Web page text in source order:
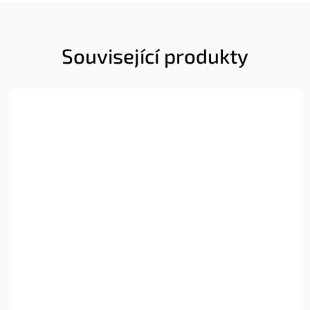
Související produkty